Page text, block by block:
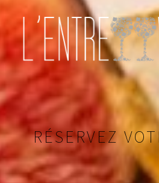
RÉSERVEZ